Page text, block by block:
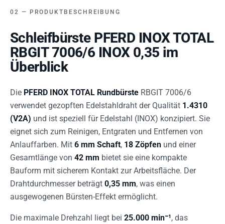
PRODUKTBESCHREIBUNG
Schleifbürste PFERD INOX TOTAL
RBGIT 7006/6 INOX 0,35 im
Überblick
Die PFERD INOX TOTAL Rundbürste RBGIT 7006/6
verwendet gezopften Edelstahldraht der Qualität 1.4310
(V2A) und ist speziell für Edelstahl (INOX) konzipiert. Sie
eignet sich zum Reinigen, Entgraten und Entfernen von
Anlauffarben. Mit 6 mm Schaft, 18 Zöpfen und einer
Gesamtlänge von 42 mm bietet sie eine kompakte
Bauform mit sicherem Kontakt zur Arbeitsfläche. Der
Drahtdurchmesser beträgt 0,35 mm, was einen
ausgewogenen Bürsten-Effekt ermöglicht.
Die maximale Drehzahl liegt bei 25.000 min⁻¹, das